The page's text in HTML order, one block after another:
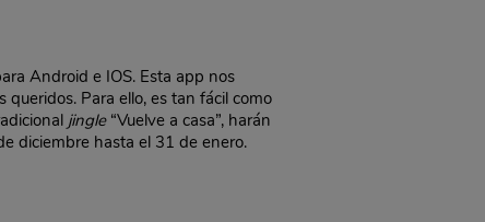
Android e IOS. Esta app nos
Para ello, es tan fácil como
jingle“Vuelve a casa”, harán
diciembre hasta el 31 de enero.